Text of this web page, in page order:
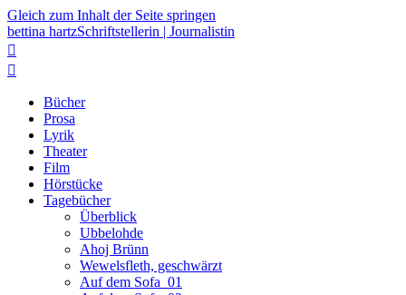
Gleich zum Inhalt der Seite springen
bettina hartzSchriftstellerin | Journalistin


Bücher
Prosa
Lyrik
Theater
Film
Hörstücke
Tagebücher
Überblick
Ubbelohde
Ahoj Brünn
Wewelsfleth, geschwärzt
Auf dem Sofa_01